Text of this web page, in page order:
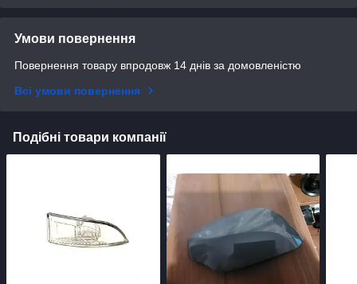
Умови повернення
Повернення товару впродовж 14 днів за домовленістю
Всі умови повернення
Подібні товари компанії